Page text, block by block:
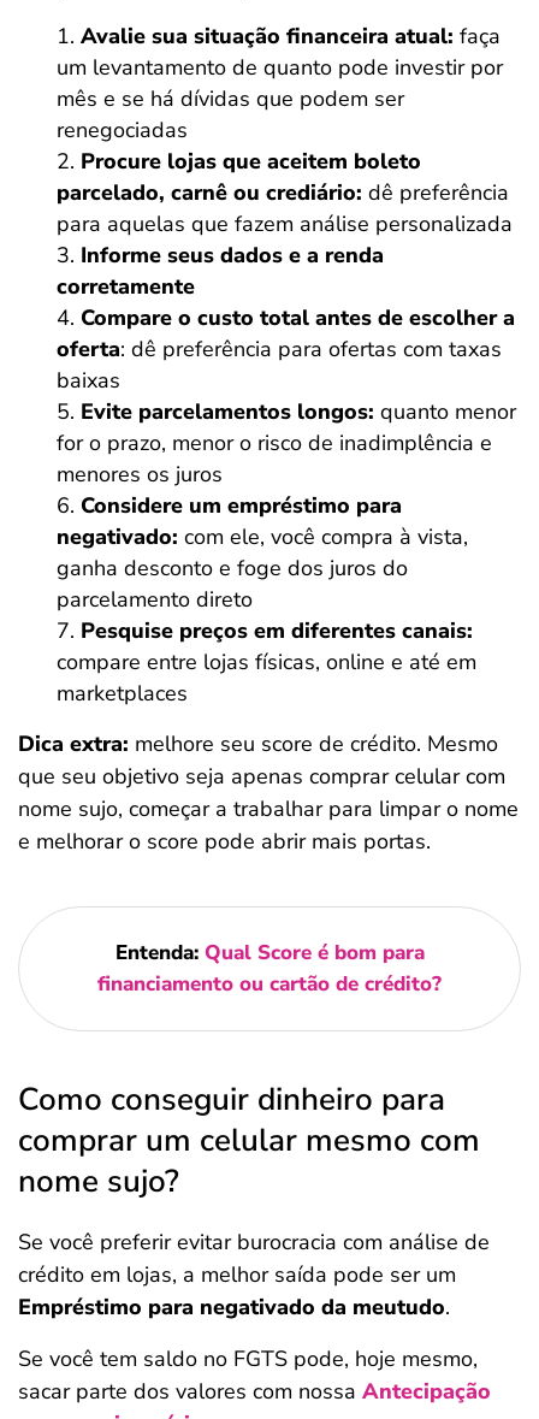
Avalie sua situação financeira atual: faça
um levantamento de quanto pode investir por
mês e se há dívidas que podem ser
renegociadas
Procure lojas que aceitem boleto
parcelado, carnê ou crediário: dê preferência
para aquelas que fazem análise personalizada
Informe seus dados e a renda
corretamente
Compare o custo total antes de escolher a
oferta: dê preferência para ofertas com taxas
baixas
Evite parcelamentos longos: quanto menor
for o prazo, menor o risco de inadimplência e
menores os juros
Considere um empréstimo para
negativado: com ele, você compra à vista,
ganha desconto e foge dos juros do
parcelamento direto
Pesquise preços em diferentes canais:
compare entre lojas físicas, online e até em
marketplaces
Dica extra: melhore seu score de crédito. Mesmo
que seu objetivo seja apenas comprar celular com
nome sujo, começar a trabalhar para limpar o nome
e melhorar o score pode abrir mais portas.
Entenda: Qual Score é bom para
financiamento ou cartão de crédito?
Como conseguir dinheiro para
comprar um celular mesmo com
nome sujo?
Se você preferir evitar burocracia com análise de
crédito em lojas, a melhor saída pode ser um
Empréstimo para negativado da meutudo.
Se você tem saldo no FGTS pode, hoje mesmo,
sacar parte dos valores com nossa Antecipação